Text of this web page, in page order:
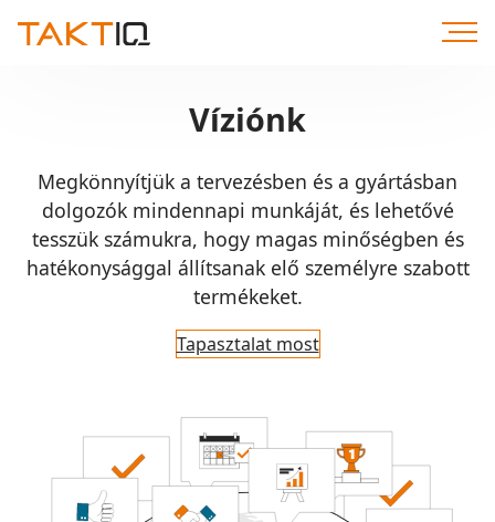
Víziónk
Megkönnyítjük a tervezésben és a gyártásban
dolgozók mindennapi munkáját, és lehetővé
tesszük számukra, hogy magas minőségben és
hatékonysággal állítsanak elő személyre szabott
termékeket.
Tapasztalat most